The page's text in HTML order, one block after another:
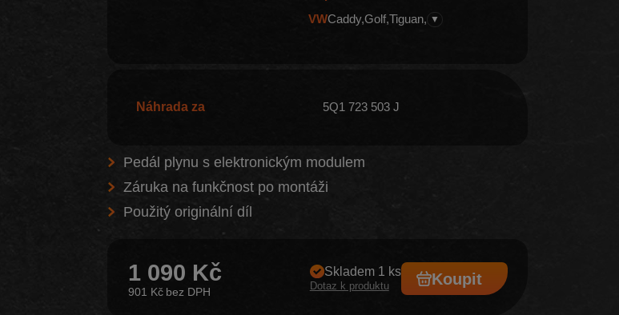
VWCaddy Golf Tiguan ▼
Náhrada za 5Q1 723 503 J
Pedál plynu s elektronickým modulem
Záruka na funkčnost po montáži
Použitý originální díl
1 090 Kč
901 Kč
Skladem 1 ks
Dotaz k produktu Koupit